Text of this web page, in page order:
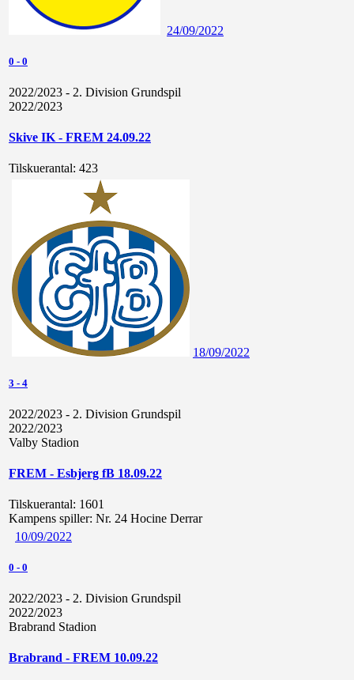
24/09/2022
0 - 0
2022/2023 - 2. Division Grundspil
2022/2023
Skive IK - FREM 24.09.22
Tilskuerantal: 423
18/09/2022
3 - 4
2022/2023 - 2. Division Grundspil
2022/2023
Valby Stadion
FREM - Esbjerg fB 18.09.22
Tilskuerantal: 1601
Kampens spiller: Nr. 24 Hocine Derrar
10/09/2022
0 - 0
2022/2023 - 2. Division Grundspil
2022/2023
Brabrand Stadion
Brabrand - FREM 10.09.22